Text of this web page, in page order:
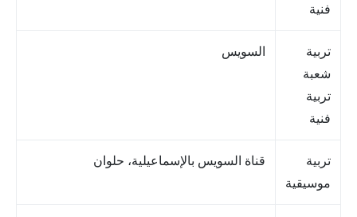
فنية
تربية
شعبة
تربية
فنية
السويس
تربية
موسيقية
قناة السويس بالإسماعيلية، حلوان